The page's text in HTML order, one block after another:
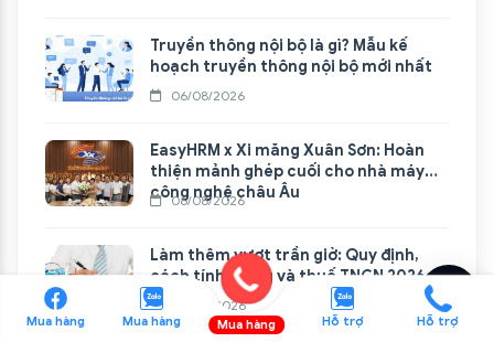
Truyền thông nội bộ là gì? Mẫu kế
hoạch truyền thông nội bộ mới nhất
06/08/2026
EasyHRM x Xi măng Xuân Sơn: Hoàn
thiện mảnh ghép cuối cho nhà máy
công nghệ châu Âu
06/08/2026
Làm thêm vượt trần giờ: Quy định,
cách tính lương và thuế TNCN 2026
04/08/2026
Mua hàng Mua hàng Mua hàng Hỗ trợ Hỗ trợ